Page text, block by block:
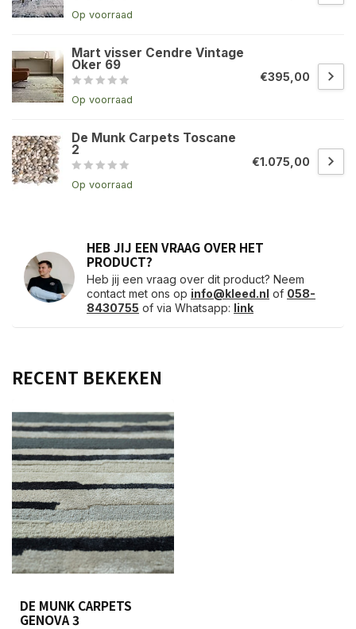
Op voorraad
Mart visser Cendre Vintage
Oker 69
Op voorraad
€395,00
De Munk Carpets Toscane
2
Op voorraad
€1.075,00
HEB JIJ EEN VRAAG OVER HET
PRODUCT?
Heb jij een vraag over dit product? Neem
contact met ons op info@kleed.nl of 058-
8430755 of via Whatsapp: link
RECENT BEKEKEN
DE MUNK CARPETS
GENOVA 3